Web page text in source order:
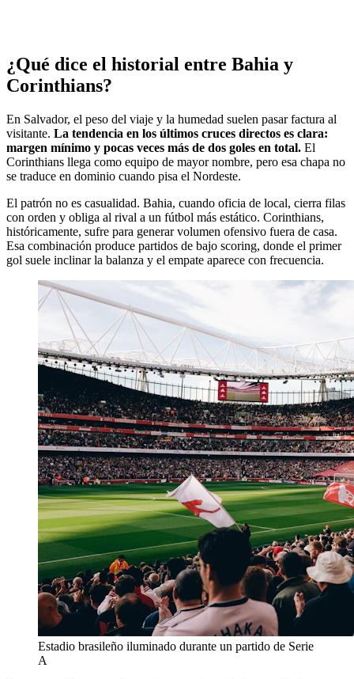
¿Qué dice el historial entre Bahia y
Corinthians?
En Salvador, el peso del viaje y la humedad suelen pasar factura al
visitante. La tendencia en los últimos cruces directos es clara:
margen mínimo y pocas veces más de dos goles en total. El
Corinthians llega como equipo de mayor nombre, pero esa chapa no
se traduce en dominio cuando pisa el Nordeste.
El patrón no es casualidad. Bahia, cuando oficia de local, cierra filas
con orden y obliga al rival a un fútbol más estático. Corinthians,
históricamente, sufre para generar volumen ofensivo fuera de casa.
Esa combinación produce partidos de bajo scoring, donde el primer
gol suele inclinar la balanza y el empate aparece con frecuencia.
Estadio brasileño iluminado durante un partido de Serie
A